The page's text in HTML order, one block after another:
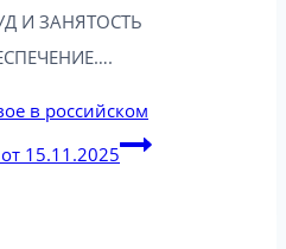
И ЗАНЯТОСТЬ
в российском
15.11.2025